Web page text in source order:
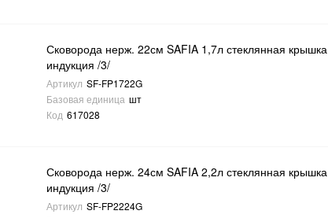
Сковорода нерж. 22см SAFIA 1,7л стеклянная
индукция /3/
Артикул SF-FP1722G
Базовая единица шт
Код 617028
Сковорода нерж. 24см SAFIA 2,2л стеклянная
индукция /3/
Артикул SF-FP2224G